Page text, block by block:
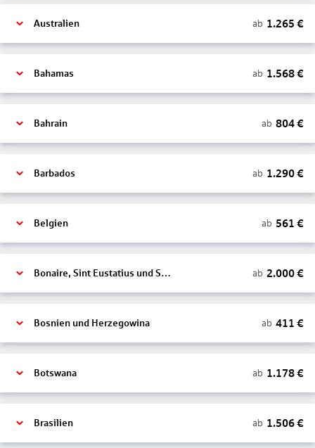
Australien ab 1.265 €
Bahamas ab 1.568€
Bahrain ab 804€
Barbados ab 1.290€
Belgien ab 561 €
Bonaire, Sint Eustatius und Saba ab 2.000€
Bosnien und Herzegowina ab 411 €
Botswana ab 1.178€
Brasilien ab 1.506€